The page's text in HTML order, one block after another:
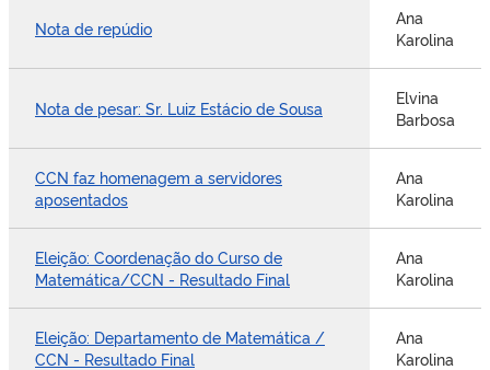
Nota de repúdio
Ana
Karolina
Nota de pesar: Sr. Luiz Estácio de Sousa
Elvina
Barbosa
CCN faz homenagem a servidores
aposentados
Ana
Karolina
Eleição: Coordenação do Curso de
Matemática/CCN - Resultado Final
Ana
Karolina
Eleição: Departamento de Matemática /
CCN - Resultado Final
Ana
Karolina